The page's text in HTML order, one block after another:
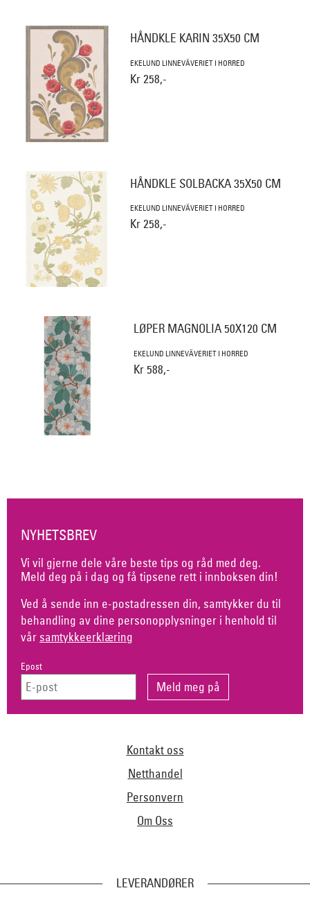
HÅNDKLE KARIN 35X50 CM
EKELUND LINNEVÄVERIET I HORRED
Kr 258,-
HÅNDKLE SOLBACKA 35X50 CM
EKELUND LINNEVÄVERIET I HORRED
Kr 258,-
LØPER MAGNOLIA 50X120 CM
EKELUND LINNEVÄVERIET I HORRED
Kr 588,-
NYHETSBREV
Vi vil gjerne dele våre beste tips og råd med deg.
Meld deg på i dag og få tipsene rett i innboksen din!
Ved å sende inn e-postadressen din, samtykker du til
behandling av dine personopplysninger i henhold til
vår samtykkeerklæring
Epost
Kontakt oss
Netthandel
Personvern
Om Oss
LEVERANDØRER